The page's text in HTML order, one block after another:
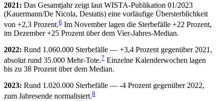
2021: Das Gesamtjahr zeigt laut WISTA-Publikation 01/2023
(Kauermann/De Nicola, Destatis) eine vorläufige Übersterblichkeit
von +2,3 Prozent.6 Im November lagen die Sterbefälle +22 Prozent,
im Dezember +25 Prozent über dem Vier-Jahres-Median.
2022: Rund 1.060.000 Sterbefälle — +3,4 Prozent gegenüber 2021,
absolut rund 35.000 Mehr-Tote.7 Einzelne Kalenderwochen lagen
bis zu 38 Prozent über dem Median.
2023: Rund 1.020.000 Sterbefälle — -4 Prozent gegenüber 2022,
zum Jahresende normalisiert.8